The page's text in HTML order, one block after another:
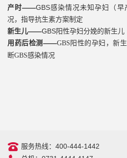
产时——GBS感染情况未知孕妇（
况，指导抗生素方案制定
新生儿——GBS阳性孕妇分娩的新生儿
用药后检测 ——GBS阳性的孕妇，新
断GBS感染情况
服务热线：400-444-1442